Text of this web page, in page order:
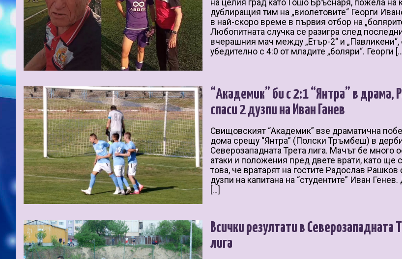
на целия град като Гошо Бръснаря, пожела на
дублиращия тим на „виолетовите“ Георги
в най-скоро време в първия отбор на
Любопитната случка се разигра след
вчерашния мач между „Етър-2“ и „Павликени“,
убедително с 4:0 от младите „боляри“. Георги […]
“Академик” би с 2:1 “Янтра” в драма,
спаси 2 дузпи на Иван Ганев
Свищовският “Академик” взе драматична
дома срещу “Янтра” (Полски Тръмбеш) в
Северозападната Трета лига. Мачът бе много
атаки и положения пред двете врати, като ще
това, че вратарят на гостите Радослав Рашков
дузпи на капитана на “студентите” Иван
[…]
Всички резултати в Северозападната
лига